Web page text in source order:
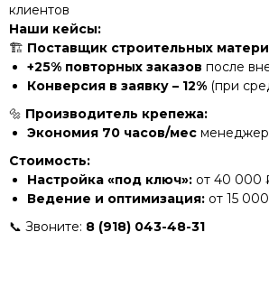
клиентов
Наши кейсы:
🏗 Поставщик строительных
+25% повторных заказов после
Конверсия в заявку – 12% (при
🔩 Производитель крепежа:
Экономия 70 часов/мес
Стоимость:
Настройка «под ключ»: от 40 000
Ведение и оптимизация: от 15
📞 Звоните: 8 (918) 043-48-31